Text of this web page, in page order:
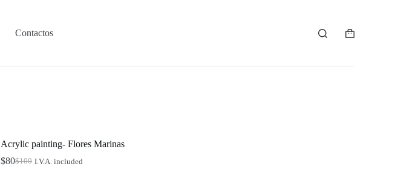
Contactos
Shopping
Acrylic painting- Flores Marinas
$100
Original
$80CurrentI.V.A. included